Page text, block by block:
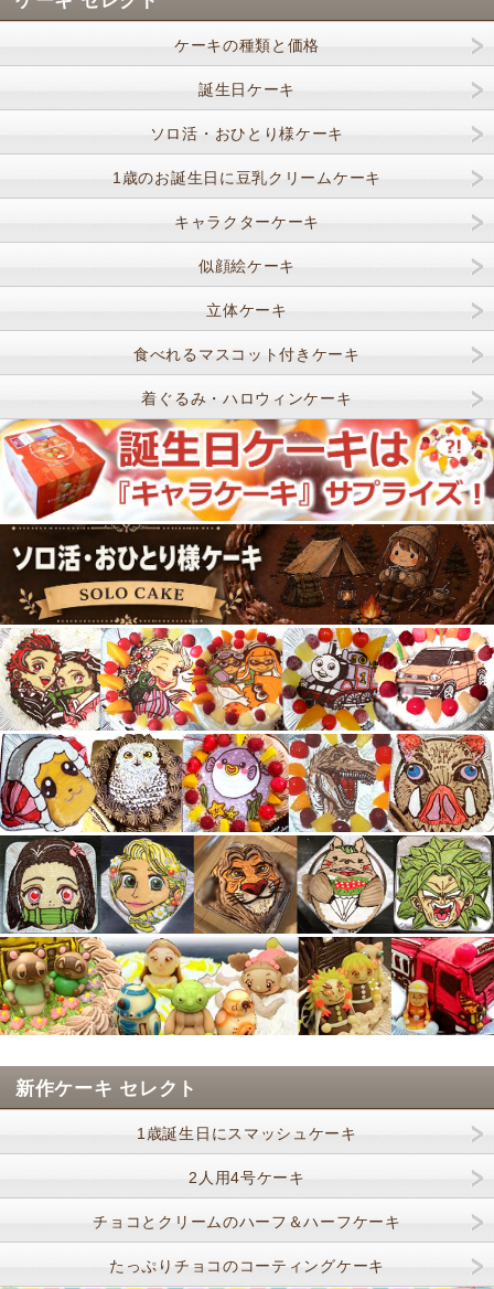
ケーキの種類と価格
誕生日ケーキ
ソロ活・おひとり様ケーキ
1歳のお誕生日に豆乳クリームケーキ
キャラクターケーキ
似顔絵ケーキ
立体ケーキ
食べれるマスコット付きケーキ
着ぐるみ・ハロウィンケーキ
新作ケーキ セレクト
1歳誕生日にスマッシュケーキ
2人用4号ケーキ
チョコとクリームのハーフ＆ハーフケーキ
たっぷりチョコのコーティングケーキ